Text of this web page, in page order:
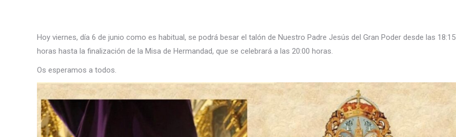
Hoy viernes, día 6 de junio como es habitual, se podrá besar el talón de Nuestro Padre Jesús del Gran Poder desde las 18:15
horas hasta la finalización de la Misa de Hermandad, que se celebrará a las 20:00 horas.
Os esperamos a todos.